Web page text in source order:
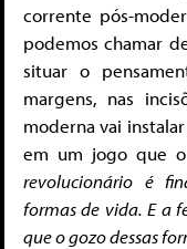
corrente pós-
podemos chamar
situar o
margens, nas
moderna vai
em um jogo que
revolucionário é
formas de vida. E a
que o gozo dessas